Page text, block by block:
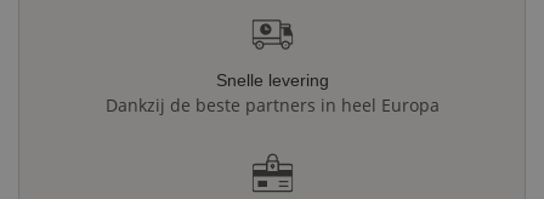
Snelle levering
Dankzij de beste partners in heel Europa